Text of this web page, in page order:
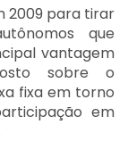
2009 para tirar
que
vantagem
sobre o
fixa em torno
em